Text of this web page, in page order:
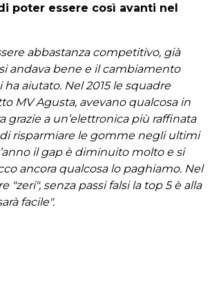
poter essere così avanti nel
abbastanza competitivo, già
andava bene e il cambiamento
aiutato. Nel 2015 le squadre
MV Agusta, avevano qualcosa in
grazie a un’elettronica più raffinata
risparmiare le gomme negli ultimi
il gap è diminuito molto e si
ancora qualcosa lo paghiamo. Nel
"zeri", senza passi falsi la top 5 è alla
facile".